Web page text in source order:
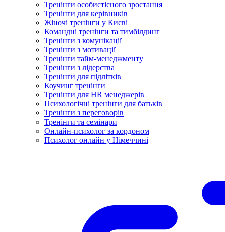
Тренінги особистісного зростання
Тренінги для керівників
Жіночі тренінги у Києві
Командні тренінги та тимбілдинг
Тренінги з комунікації
Тренінги з мотивації
Тренінги тайм-менеджменту
Тренінги з лідерства
Тренінги для підлітків
Коучинг тренінги
Тренінги для HR менеджерів
Психологічні тренінги для батьків
Тренінги з переговорів
Тренінги та семінари
Онлайн-психолог за кордоном
Психолог онлайн у Німеччині